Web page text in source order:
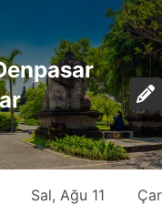
Sal, Ağu 11